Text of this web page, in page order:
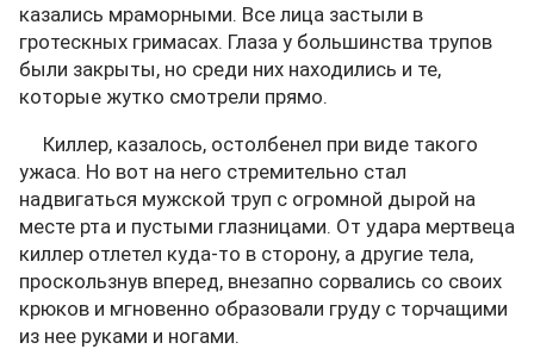
казались мраморными. Все лица застыли в
гротескных гримасах. Глаза у большинства трупов
были закрыты, но среди них находились и те,
которые жутко смотрели прямо.
Киллер, казалось, остолбенел при виде такого
ужаса. Но вот на него стремительно стал
надвигаться мужской труп с огромной дырой на
месте рта и пустыми глазницами. От удара мертвеца
киллер отлетел куда-то в сторону, а другие тела,
проскользнув вперед, внезапно сорвались со своих
крюков и мгновенно образовали груду с торчащими
из нее руками и ногами.